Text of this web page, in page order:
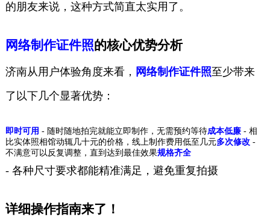
的朋友来说，这种方式简直太实用了。
网络制作证件照的核心优势分析
济南从用户体验角度来看， 网络制作证件照至少带来
了以下几个显著优势：
即时可用 - 随时随地拍完就能立即制作，无需预约等待成本低廉- 相
比实体照相馆动辄几十元的价格，线上制作费用低至几元多次修改-
不满意可以反复调整，直到达到最佳效果规格齐全
- 各种尺寸要求都能精准满足，避免重复拍摄
详细操作指南来了！